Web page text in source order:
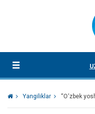
Yangiliklar “O‘zbek